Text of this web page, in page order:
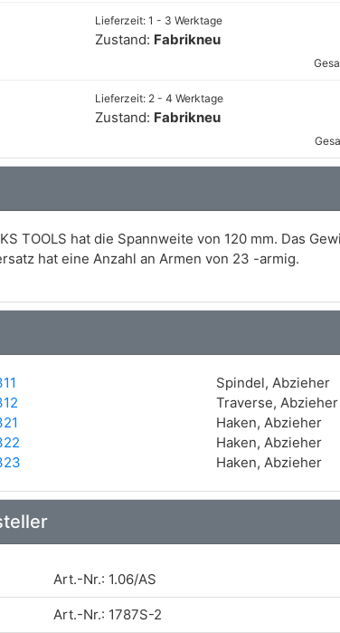
Lieferzeit: 1 - 3 Werktage
Zustand: Fabrikneu
Lieferzeit: 2 - 4 Werktage
Zustand: Fabrikneu
TOOLS hat die Spannweite von 120 mm. Das
hat eine Anzahl an Armen von 23 -armig.
Spindel, Abzieher
Traverse, Abzieher
Haken, Abzieher
Haken, Abzieher
Haken, Abzieher
Art.-Nr.: 1.06/AS
Art.-Nr.: 1787S-2